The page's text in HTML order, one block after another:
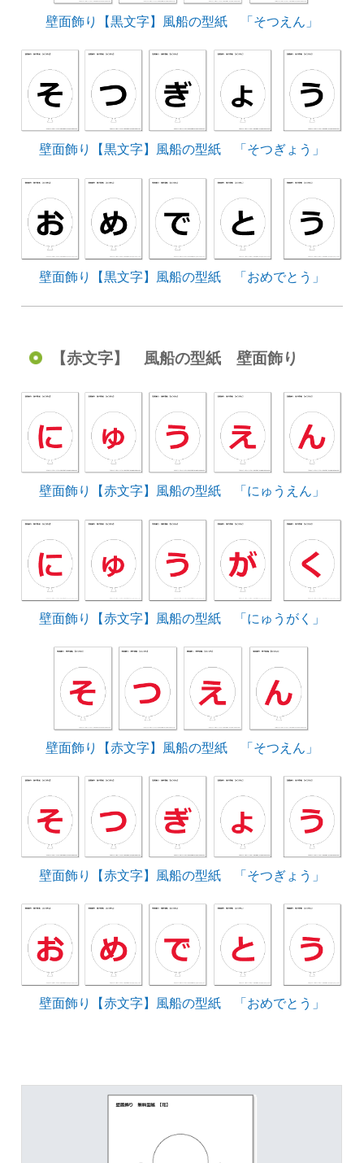
壁面飾り【黒文字】風船の型紙 「そつえん」
壁面飾り【黒文字】風船の型紙 「そつぎょう」
壁面飾り【黒文字】風船の型紙 「おめでとう」
【赤文字】 風船の型紙 壁面飾り
壁面飾り【赤文字】風船の型紙 「にゅうえん」
壁面飾り【赤文字】風船の型紙 「にゅうがく」
壁面飾り【赤文字】風船の型紙 「そつえん」
壁面飾り【赤文字】風船の型紙 「そつぎょう」
壁面飾り【赤文字】風船の型紙 「おめでとう」